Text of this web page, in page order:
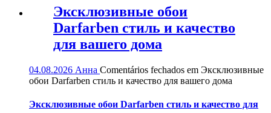
Эксклюзивные обои
Darfarben стиль и качество
для вашего дома
04.08.2026 Анна Comentários fechados em Эксклюзивные
обои Darfarben стиль и качество для вашего дома
Эксклюзивные обои Darfarben стиль и качество для